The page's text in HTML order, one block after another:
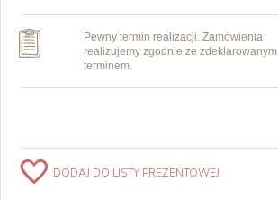
Pewny termin realizacji. Zamówienia
realizujemy zgodnie ze zdeklarowanym
terminem.
DODAJ DO LISTY PREZENTOWEJ